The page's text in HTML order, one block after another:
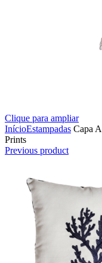
Clique para ampliar
InícioEstampadas Capa
Prints
Previous product